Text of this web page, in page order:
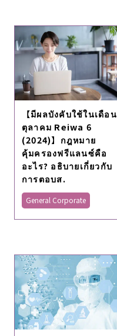
【มีผลบังคับใช้ในเดือน
ตุลาคม Reiwa 6
(2024)】กฎหมาย
คุ้มครองฟรีแลนซ์คือ
อะไร? อธิบายเกี่ยวกับ
การตอบส.
General Corporate